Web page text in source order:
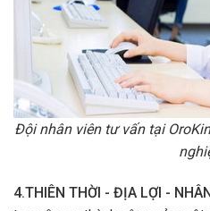
Đội nhân viên tư vấn tại
4.THIÊN THỜI - ĐỊA LỢI -